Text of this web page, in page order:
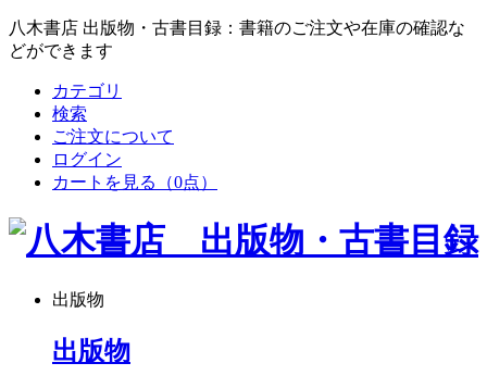
八木書店 出版物・古書目録：書籍のご注文や在庫の確認な
どができます
カテゴリ
検索
ご注文について
ログイン
カートを見る
（0点）
出版物
出版物